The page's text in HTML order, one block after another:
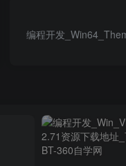
编程开发